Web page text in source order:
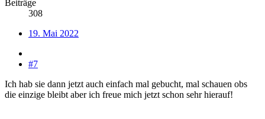
Beiträge
308
19. Mai 2022
#7
Ich hab sie dann jetzt auch einfach mal gebucht, mal schauen obs
die einzige bleibt aber ich freue mich jetzt schon sehr hierauf!